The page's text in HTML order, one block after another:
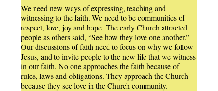
We need new ways of expressing, teaching and
witnessing to the faith. We need to be communities of
respect, love, joy and hope. The early Church attracted
people as others said, “See how they love one another.”
Our discussions of faith need to focus on why we follow
Jesus, and to invite people to the new life that we witness
in our faith. No one approaches the faith because of
rules, laws and obligations. They approach the Church
because they see love in the Church community.